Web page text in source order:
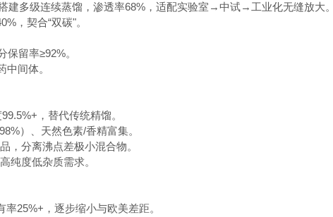
建多级连续蒸馏，渗透率68%，适配实验室→中试→工业化无缝放大。
，契合“双碳"。
留率≥92%。
间体。
，替代传统精馏。
）、天然色素/香精富集。
，分离沸点差极小混合物。
纯度低杂质需求。
25%+，逐步缩小与欧美差距。